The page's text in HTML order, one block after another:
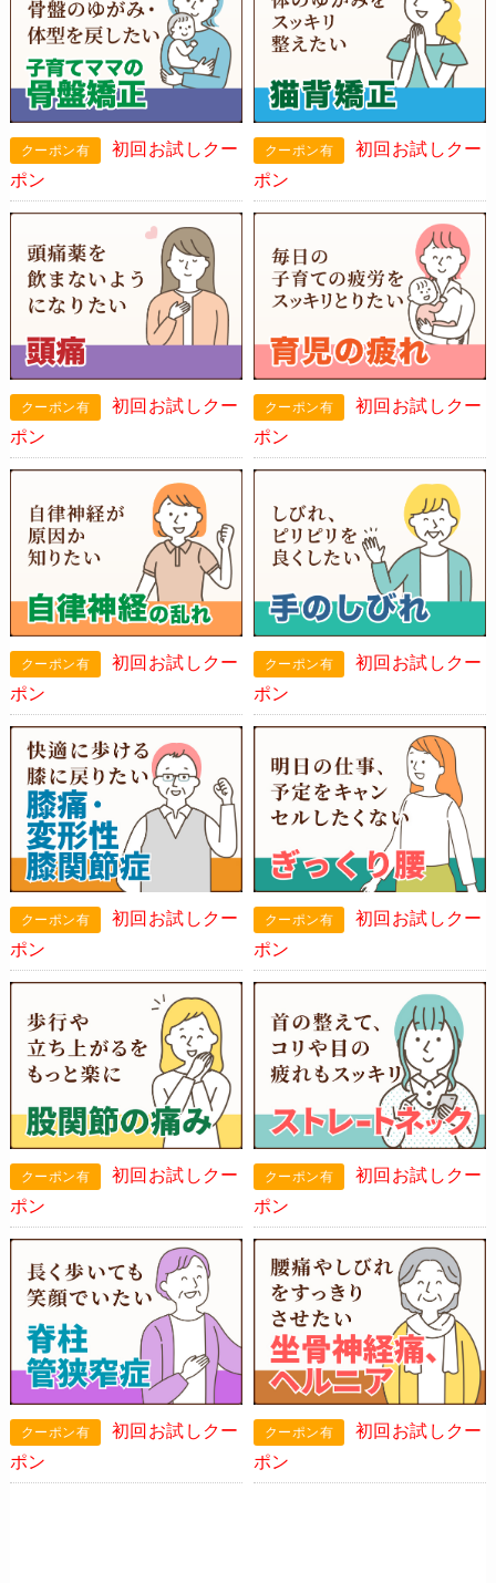
初回お試しクー
ポン
初回お試しクー
ポン
初回お試しクー
ポン
初回お試しクー
ポン
初回お試しクー
ポン
初回お試しクー
ポン
初回お試しクー
ポン
初回お試しクー
ポン
初回お試しクー
ポン
初回お試しクー
ポン
初回お試しクー
ポン
初回お試しクー
ポン